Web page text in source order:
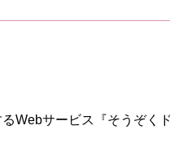
Webサービス『そうぞく